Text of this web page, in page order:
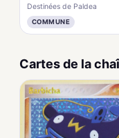
Destinées de Paldea
COMMUNE
Cartes de la